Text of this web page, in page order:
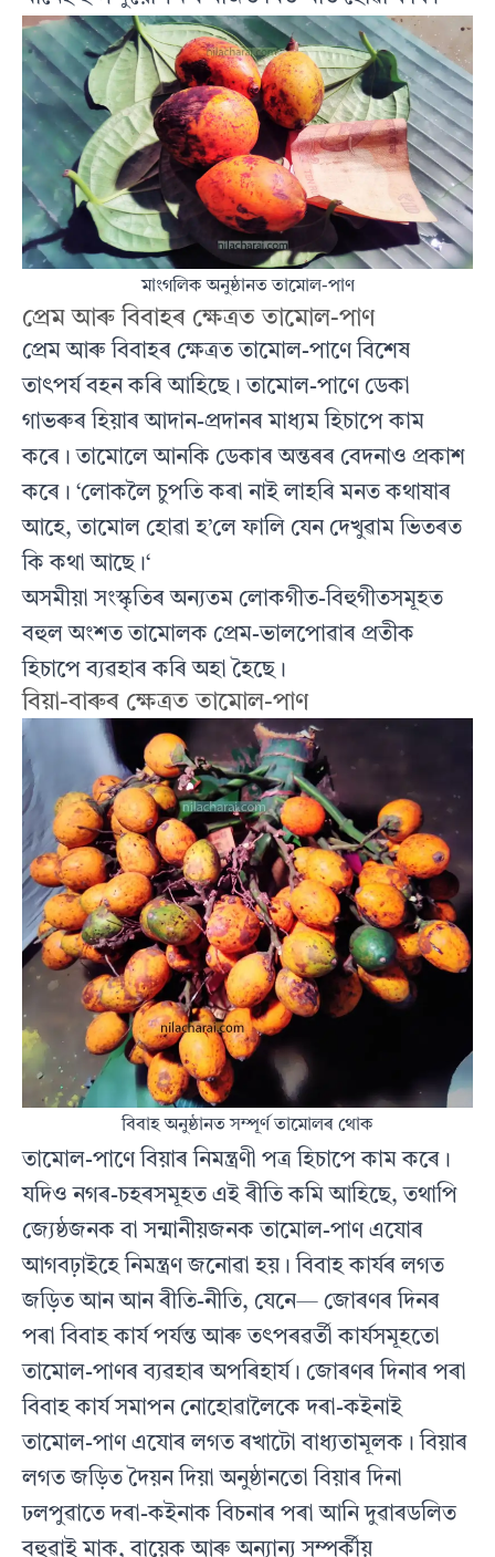
মাংগলিক অনুষ্ঠানত তামোল-পাণ
প্ৰেম আৰু বিবাহৰ ক্ষেত্ৰত তামোল-পাণ
প্রেম আৰু বিবাহৰ ক্ষেত্ৰত তামোল-পাণে বিশেষ
তাৎপর্য বহন কৰি আহিছে। তামোল-পাণে ডেকা
গাভৰুৰ হিয়াৰ আদান-প্রদানৰ মাধ্যম হিচাপে কাম
কৰে। তামোলে আনকি ডেকাৰ অন্তৰৰ বেদনাও প্রকাশ
কৰে। ‘লোকলৈ চুপতি কৰা নাই লাহৰি মনত কথাষাৰ
আহে, তামোল হোৱা হ’লে ফালি যেন দেখুৱাম ভিতৰত
কি কথা আছে।‘
অসমীয়া সংস্কৃতিৰ অন্যতম লোকগীত-বিহুগীতসমূহত
বহুল অংশত তামোলক প্রেম-ভালপোৱাৰ প্রতীক
হিচাপে ব্যৱহাৰ কৰি অহা হৈছে।
বিয়া-বাৰুৰ ক্ষেত্ৰত তামোল-পাণ
বিবাহ অনুষ্ঠানত সম্পূৰ্ণ তামোলৰ থোক
তামোল-পাণে বিয়াৰ নিমন্ত্ৰণী পত্ৰ হিচাপে কাম কৰে।
যদিও নগৰ-চহৰসমূহত এই ৰীতি কমি আহিছে, তথাপি
জ্যেষ্ঠজনক বা সন্মানীয়জনক তামোল-পাণ এযোৰ
আগবঢ়াইহে নিমন্ত্রণ জনোৱা হয়। বিবাহ কাৰ্যৰ লগত
জড়িত আন আন ৰীতি-নীতি, যেনে— জোৰণৰ দিনৰ
পৰা বিবাহ কাৰ্য পৰ্যন্ত আৰু তৎপৰৱৰ্তী কাৰ্যসমূহতো
তামোল-পাণৰ ব্যৱহাৰ অপৰিহার্য। জোৰণৰ দিনাৰ পৰা
বিবাহ কার্য সমাপন নোহোৱালৈকে দৰা-কইনাই
তামোল-পাণ এযোৰ লগত ৰখাটো বাধ্যতামূলক। বিয়াৰ
লগত জড়িত দৈয়ন দিয়া অনুষ্ঠানতো বিয়াৰ দিনা
ঢলপুৱাতে দৰা-কইনাক বিচনাৰ পৰা আনি দুৱাৰডলিত
বহুৱাই মাক, বায়েক আৰু অন্যান্য সম্পর্কীয়